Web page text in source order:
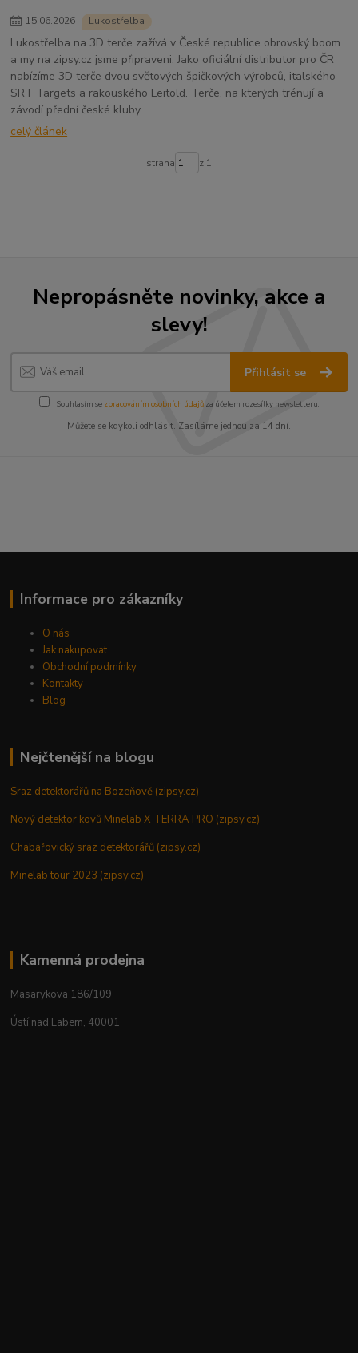
15.06.2026 Lukostřelba
Lukostřelba na 3D terče zažívá v České republice obrovský boom
a my na zipsy.cz jsme připraveni. Jako oficiální distributor pro ČR
nabízíme 3D terče dvou světových špičkových výrobců, italského
SRT Targets a rakouského Leitold. Terče, na kterých trénují a
závodí přední české kluby.
celý článek
strana z 1
Nepropásněte novinky, akce a
slevy!
Přihlásit se
Souhlasím se zpracováním osobních údajůza účelem rozesílky newsletteru.
Můžete se kdykoli odhlásit. Zasíláme jednou za 14 dní.
Informace pro zákazníky
O nás
Jak nakupovat
Obchodní podmínky
Kontakty
Blog
Nejčtenější na blogu
Sraz detektorářů na Bozeňově (zipsy.cz)
Nový detektor kovů Minelab X TERRA PRO (zipsy.cz)
Chabařovický sraz detektorářů (zipsy.cz)
Minelab tour 2023 (zipsy.cz)
Kamenná prodejna
Masarykova 186/109
Ústí nad Labem, 40001